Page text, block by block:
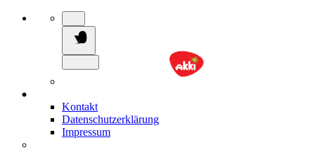
Kontakt
Datenschutzerklärung
Impressum